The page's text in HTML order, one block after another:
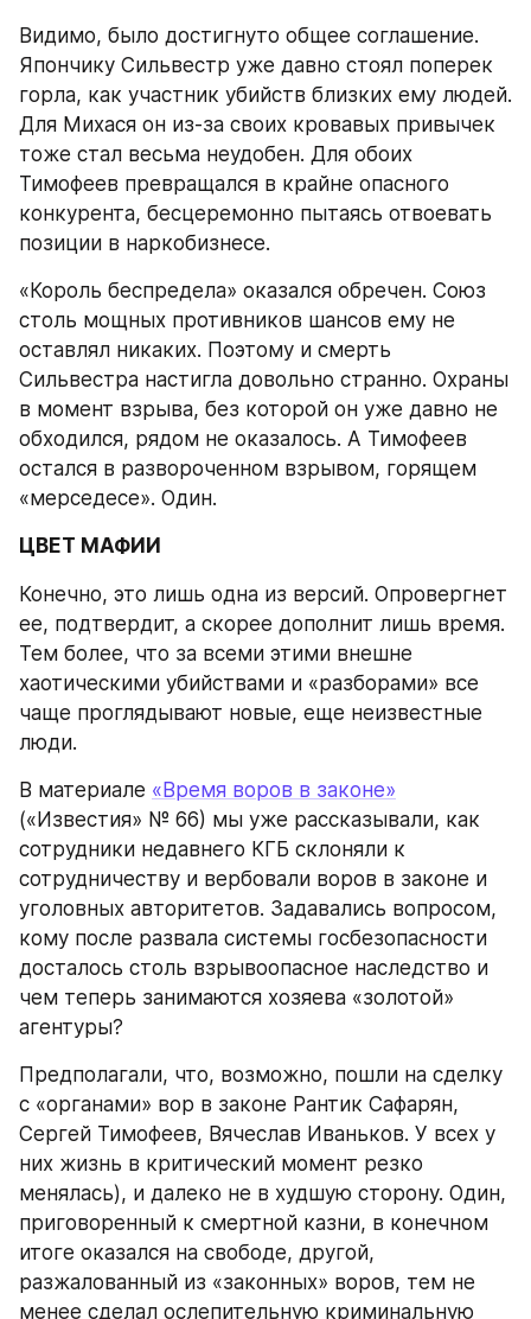
Видимо, было достигнуто общее соглашение.
Япончику Сильвестр уже давно стоял поперек
горла, как участник убийств близких ему людей.
Для Михася он из-за своих кровавых привычек
тоже стал весьма неудобен. Для обоих
Тимофеев превращался в крайне опасного
конкурента, бесцеремонно пытаясь отвоевать
позиции в наркобизнесе.
«Король беспредела» оказался обречен. Союз
столь мощных противников шансов ему не
оставлял никаких. Поэтому и смерть
Сильвестра настигла довольно странно. Охраны
в момент взрыва, без которой он уже давно не
обходился, рядом не оказалось. А Тимофеев
остался в развороченном взрывом, горящем
«мерседесе». Один.
ЦВЕТ МАФИИ
Конечно, это лишь одна из версий. Опровергнет
ее, подтвердит, а скорее дополнит лишь время.
Тем более, что за всеми этими внешне
хаотическими убийствами и «разборами» все
чаще проглядывают новые, еще неизвестные
люди.
В материале «Время воров в законе»
(«Известия» № 66) мы уже рассказывали, как
сотрудники недавнего КГБ склоняли к
сотрудничеству и вербовали воров в законе и
уголовных авторитетов. Задавались вопросом,
кому после развала системы госбезопасности
досталось столь взрывоопасное наследство и
чем теперь занимаются хозяева «золотой»
агентуры?
Предполагали, что, возможно, пошли на сделку
с «органами» вор в законе Рантик Сафарян,
Сергей Тимофеев, Вячеслав Иваньков. У всех у
них жизнь в критический момент резко
менялась), и далеко не в худшую сторону. Один,
приговоренный к смертной казни, в конечном
итоге оказался на свободе, другой,
разжалованный из «законных» воров, тем не
менее сделал ослепительную криминальную